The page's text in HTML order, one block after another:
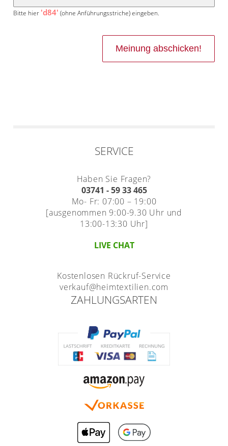
Bitte hier 'd84' (ohne Anführungsstriche) eingeben.
SERVICE
Haben Sie Fragen?
03741 - 59 33 465
Mo- Fr: 07:00 – 19:00
[ausgenommen 9:00-9.30 Uhr und
13:00-13:30 Uhr]
LIVE CHAT
Kostenlosen Rückruf-Service
verkauf@heimtextilien.com
ZAHLUNGSARTEN